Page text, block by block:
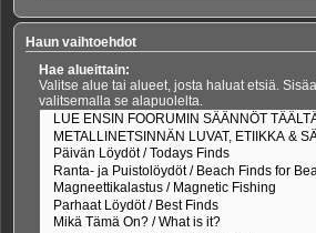
Haun vaihtoehdot
Hae alueittain:
Valitse alue tai alueet, josta haluat etsiä.
valitsemalla se alapuolelta.